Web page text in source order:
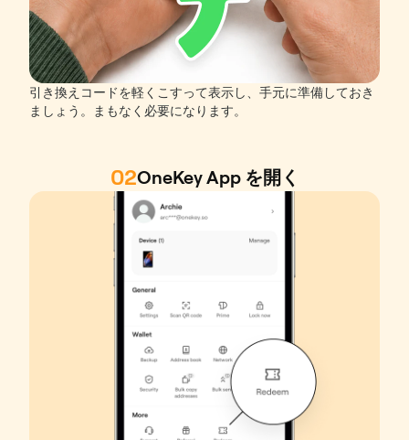
引き換えコードを軽くこすって表示し、手元に準備しておき
ましょう。まもなく必要になります。
02OneKey App を開く